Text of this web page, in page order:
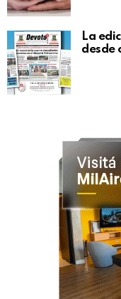
La
desde